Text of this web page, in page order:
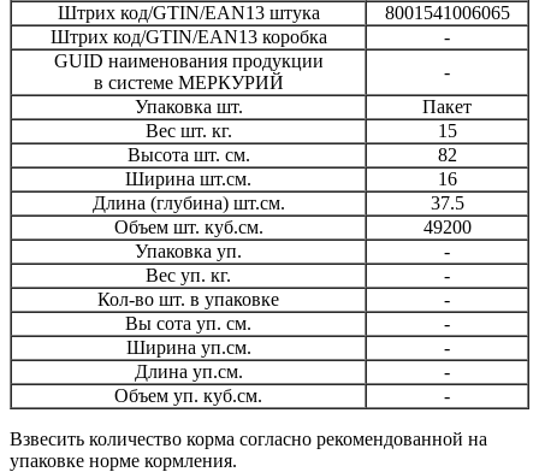
Штрих код/GTIN/EAN13 штука
8001541006065
Штрих код/GTIN/EAN13 коробка
-
GUID наименования продукции
в системе МЕРКУРИЙ
-
Упаковка шт.
Пакет
Вес шт. кг.
15
Высота шт. см.
82
Ширина шт.см.
16
Длина (глубина) шт.см.
37.5
Объем шт. куб.см.
49200
Упаковка уп.
-
Вес уп. кг.
-
Кол-во шт. в упаковке
-
Вы сота уп. см.
-
Ширина уп.см.
-
Длина уп.см.
-
Объем уп. куб.см.
-
Взвесить количество корма согласно рекомендованной на
упаковке норме кормления.